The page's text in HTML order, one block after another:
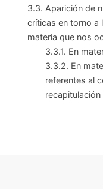
3.3. Aparición de
críticas en torno a
materia que nos
3.3.1. En
3.3.2. En
referentes al
recapitulación